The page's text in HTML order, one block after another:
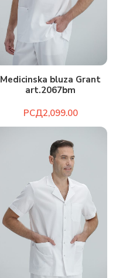
Medicinska bluza Grant
art.2067bm
РСД